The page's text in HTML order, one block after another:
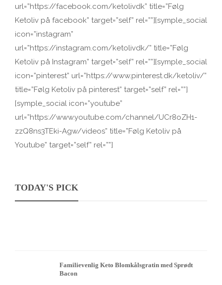
url=”https://facebook.com/ketolivdk” title=”Følg
Ketoliv på facebook” target=”self” rel=””][symple_social
icon=”instagram”
url=”https://instagram.com/ketolivdk/” title=”Følg
Ketoliv på Instagram” target=”self” rel=””][symple_social
icon=”pinterest” url=”https://www.pinterest.dk/ketoliv/”
title=”Følg Ketoliv på pinterest” target=”self” rel=””]
[symple_social icon=”youtube”
url=”https://www.youtube.com/channel/UCr8oZH1-
zzQ8ns3TEki-Agw/videos” title=”Følg Ketoliv på
Youtube” target=”self” rel=””]
TODAY'S PICK
Familievenlig Keto Blomkålsgratin med Sprødt
Bacon